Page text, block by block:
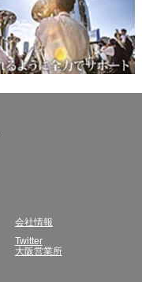
会社情報
Twitter
大阪営業所